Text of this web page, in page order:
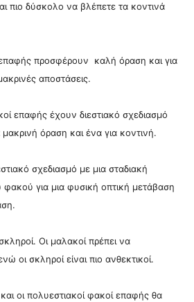
πιο δύσκολο να βλέπετε τα κοντινά
προσφέρουν καλή όραση και για
αποστάσεις.
επαφής έχουν διεστιακό σχεδιασμό
όραση και ένα για κοντινή.
σχεδιασμό με μια σταδιακή
για μια φυσική οπτική μετάβαση
Οι μαλακοί πρέπει να
οι σκληροί είναι πιο ανθεκτικοί.
οι πολυεστιακοί φακοί επαφής θα